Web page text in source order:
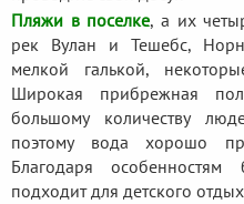
Пляжи в поселке, а их
рек Вулан и Тешебс,
мелкой галькой,
Широкая прибрежная
большому количеству
поэтому вода хорошо
Благодаря
подходит для детского